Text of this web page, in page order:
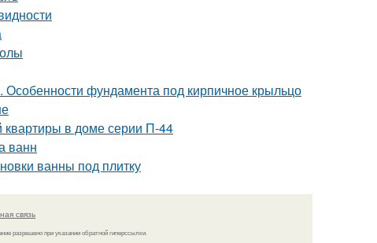
фундамента под кирпичное крыльцо
квартиры в доме серии П-44
ванн
ванны под плитку
связь
разрешено при указании обратной гиперссылки.